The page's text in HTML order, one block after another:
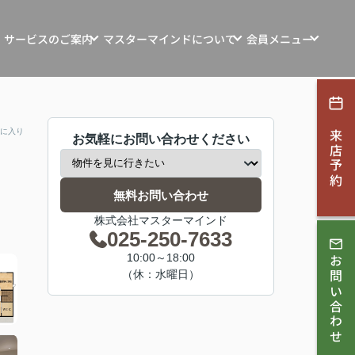
サービスのご案内
ョン・土地・収益物件売買
ンド自社物件
ン・リフォーム
賃貸管理
マスターマインドについて
マスターマインドの想い
お客様の声
お知らせ
会社概要
スタッフ紹介
スタッフブログ
会員メニュー
新規会員登録
ログイン
来店予約
お問い合わせ
入り
お気軽にお問い合わせください
無料お問い合わせ
株式会社マスターマインド
025-250-7633
10:00～18:00
（休：水曜日）